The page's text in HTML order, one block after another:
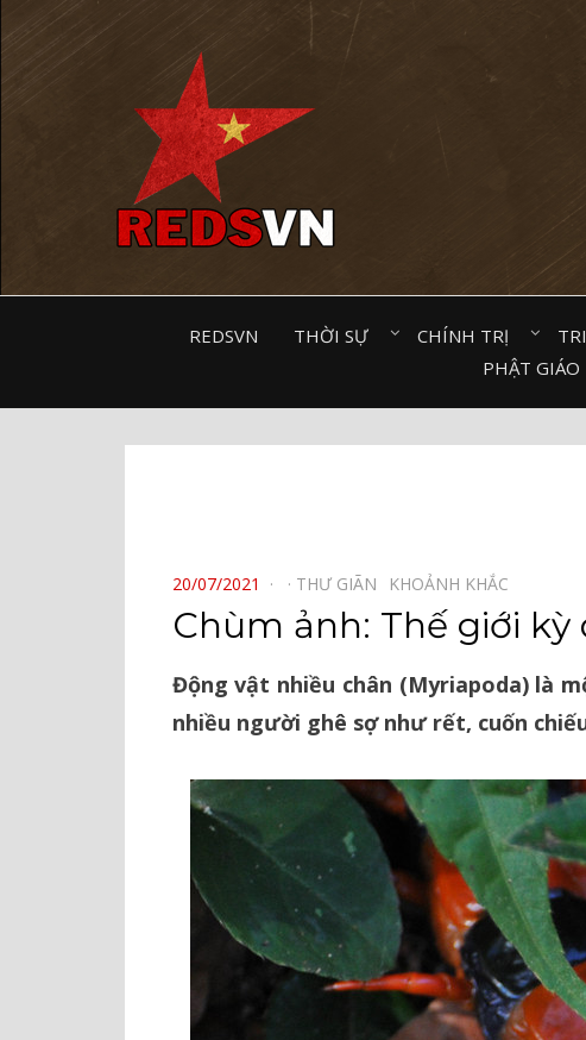
REDSVN THỜI SỰ⠀ CHÍNH TRỊ⠀
PHẬT GIÁO⠀
POSTED
ON
20/07/2021 THƯ GIÃN⠀ KHOẢNH KHẮC⠀
Chùm ảnh: Thế giới
Động vật nhiều chân (Myriapoda) là
nhiều người ghê sợ như rết, cuốn